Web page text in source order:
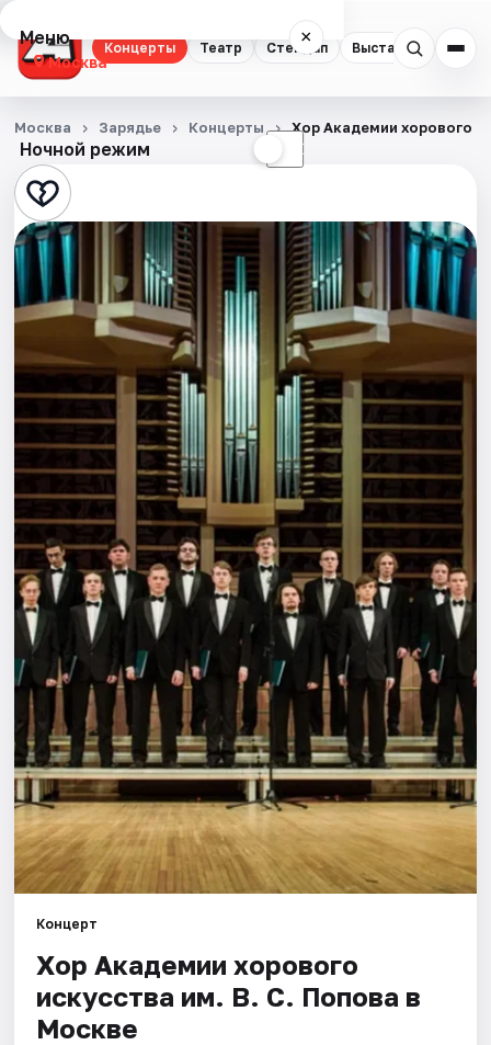
Концерты Театр Стендап Выставки
Меню ×
Москва
Концерты
Театр
Стендап
Выставки
Квесты
Экскурсии
Спорт
События
Города
Площадки
Артисты
Рейтинги
Ночной режим ☾
Москва Зарядье Концерты Хор Академии хорового
Концерт
Хор Академии хорового
искусства им. В. С. Попова в
Москве